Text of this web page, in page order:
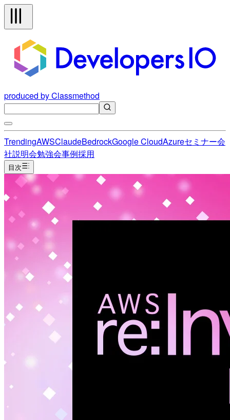
produced by Classmethod
TrendingAWSClaudeBedrockGoogle CloudAzureセミナー会
社説明会勉強会事例採用
目次